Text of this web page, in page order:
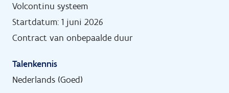
Volcontinu systeem
Startdatum: 1 juni 2026
Contract van onbepaalde duur
Talenkennis
Nederlands (Goed)